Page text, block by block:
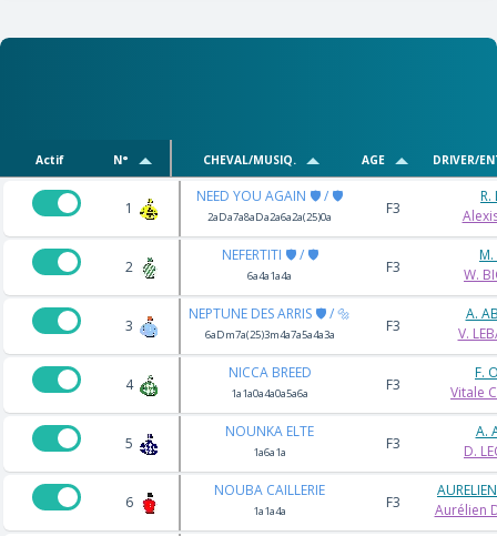
Actif N° CHEVAL/MUSIQ. AGE DRIVER/
1
NEED YOU AGAIN 🛡️ / 🛡️
2aDa7a8aDa2a6a2a(25)0a F3
R.
2
NEFERTITI 🛡️ / 🛡️
6a4a1a4a F3
M.
W.
3
NEPTUNE DES ARRIS 🛡️ / 🔩
6aDm7a(25)3m4a7a5a4a3a F3
A.
V.
4
NICCA BREED
1a1a0a4a0a5a6a F3
F.
Vitale
5
NOUNKA ELTE
1a6a1a F3
A.
D.
6
NOUBA CAILLERIE
1a1a4a F3
Aurélien